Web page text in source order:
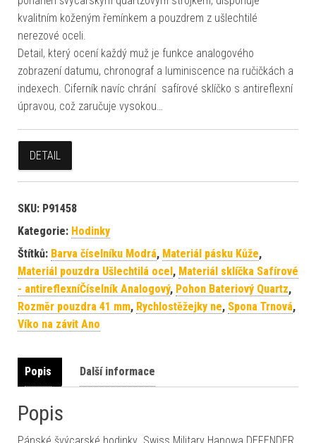
kvalitním koženým řemínkem a pouzdrem z ušlechtilé
nerezové oceli.
Detail, který ocení každý muž je funkce analogového
zobrazení datumu, chronograf a luminiscence na ručičkách a
indexech. Ciferník navíc chrání safírové sklíčko s antireflexní
úpravou, což zaručuje vysokou…
DETAIL
SKU: P91458
Kategorie: Hodinky
Štítků: Barva číselníku Modrá, Materiál pásku Kůže,
Materiál pouzdra Ušlechtilá ocel, Materiál sklíčka Safírové
- antireflexníČíselník Analogový, Pohon Bateriový Quartz,
Rozměr pouzdra 41 mm, Rychlostěžejky ne, Spona Trnová,
Víko na závit Ano
Popis Další informace
Popis